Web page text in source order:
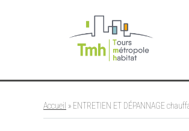
Accueil » ENTRETIEN ET DÉPANNAGE